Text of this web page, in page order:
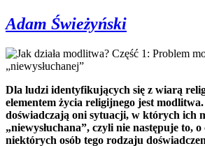
Adam Świeżyński
Dla ludzi identyfikujących się z wiarą
elementem życia religijnego jest
doświadczają oni sytuacji, w których ich
„niewysłuchana”, czyli nie następuje to,
niektórych osób tego rodzaju